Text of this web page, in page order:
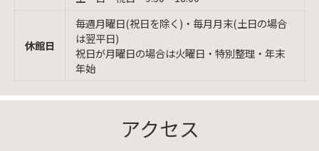
休館日
毎週月曜日(祝日を除く)・毎月月末(土日の場合
は翌平日)
祝日が月曜日の場合は火曜日・特別整理・年末
年始
アクセス